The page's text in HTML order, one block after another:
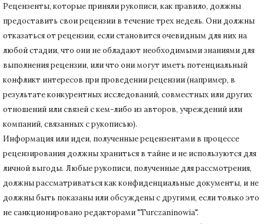
Рецензенты, которые приняли рукописи, как правило, должны
предоставить свои рецензии в течение трех недель. Они должны
отказаться от рецензии, если становится очевидным для них на
любой стадии, что они не обладают необходимыми знаниями для
выполнения рецензии, или что они могут иметь потенциальный
конфликт интересов при проведении рецензии (например, в
результате конкурентных исследований, совместных или других
отношений или связей с кем-либо из авторов, учреждений или
компаний, связанных с рукописью).
Информация или идеи, полученные рецензентами в процессе
рецензирования должны храниться в тайне и не используются для
личной выгоды. Любые рукописи, полученные для рассмотрения,
должны рассматриваться как конфиденциальные документы, и не
должны быть показаны или обсуждены с другими, если только это
не санкционировано редакторами "Turczaninowia".